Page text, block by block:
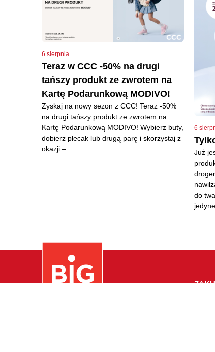
6 sierpnia
Teraz w CCC -50% na drugi
tańszy produkt ze zwrotem na
Kartę Podarunkową MODIVO!
Zyskaj na nowy sezon z CCC! Teraz -50%
na drugi tańszy produkt ze zwrotem na
Kartę Podarunkową MODIVO! Wybierz buty,
dobierz plecak lub drugą parę i skorzystaj z
okazji –...
6
Już
do